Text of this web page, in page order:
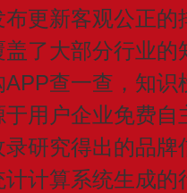
更新客观公正
了大部分行业
查一查，知
用户企业免费
研究得出的品
计算系统生成